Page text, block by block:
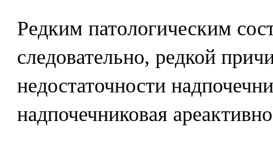
Редким патологическим
следовательно, редкой
недостаточности
надпочечниковая